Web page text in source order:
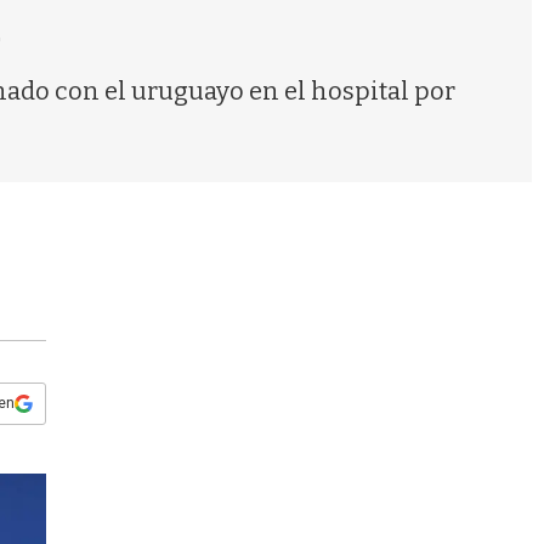
con el uruguayo en el hospital por